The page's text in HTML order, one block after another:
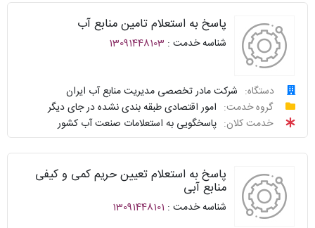
نظرسنجی
سامانه
خدمات
دولت
واحد
پاسخگو
توافقنامه
نظرسنجی
سوالات
پاسخ به استعلام تامین منابع آب
شناسه خدمت : 13091448103
دستگاه:
شرکت مادر تخصصی مدیریت منابع آب ایران
گروه خدمت:
امور اقتصادی طبقه بندی نشده در جای دیگر
خدمت کلان:
پاسخگویی به استعلامات صنعت آب کشور
درخواست
پیگیری
واحد
پاسخگو
پاسخ به استعلام تعیین حریم کمی و کیفی
منابع آبی
شناسه خدمت : 13091448101